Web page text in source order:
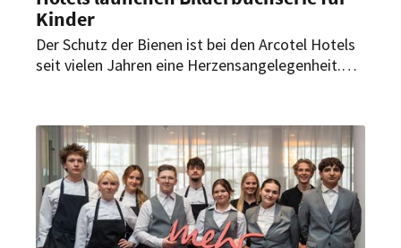
Kinder
Der Schutz der Bienen ist bei den Arcotel Hotels
seit vielen Jahren eine Herzensangelegenheit.
ein zauberhaftes Gesicht bekommen.